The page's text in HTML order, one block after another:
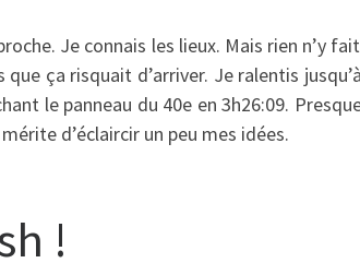
Je connais les lieux. Mais rien n’y
que ça risquait d’arriver. Je ralentis
le panneau du 40e en 3h26:09.
d’éclaircir un peu mes idées.
!